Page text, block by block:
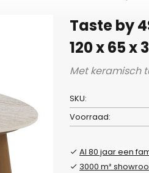
Taste by
120 x 65 x
Met keramisch
SKU:
Voorraad:
Al 80 jaar een
3000 m²